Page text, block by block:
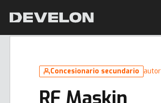
Concesionario secundario
RF Maskin